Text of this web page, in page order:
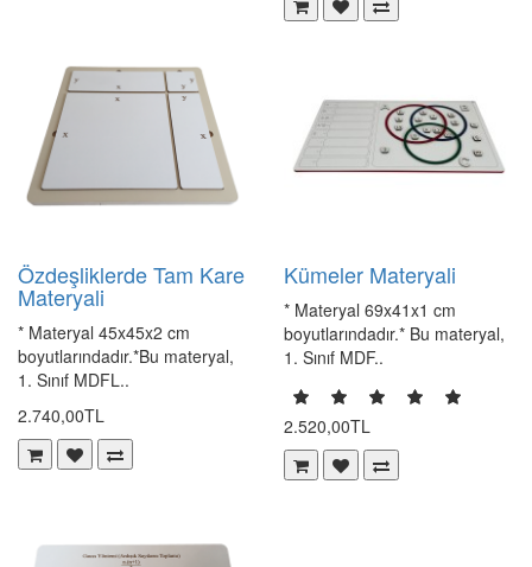
Özdeşliklerde Tam Kare
Materyali
* Materyal 45x45x2 cm
boyutlarındadır.*Bu materyal,
1. Sınıf MDFL..
2.740,00TL
Kümeler Materyali
* Materyal 69x41x1 cm
boyutlarındadır.* Bu materyal,
1. Sınıf MDF..
2.520,00TL